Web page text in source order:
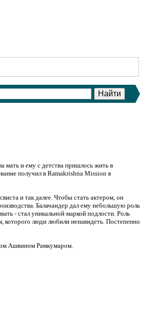
мать и ему с детства пришлось жить в
получил в Ramakrishna Mission в
и так далее. Чтобы стать актером, он
Балачандер дал ему небольшую роль
- стал уникальной маркой подлости. Роль
люди любили ненавидеть. Постепенно
Ашвином Рамкумаром.